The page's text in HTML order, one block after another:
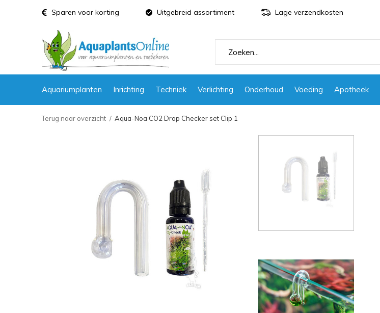
Aquariumplanten Inrichting Techniek Verlichting Onderhoud Voeding Apotheek
Sparen voor korting Uitgebreid assortiment Lage verzendkosten
Terug naar overzicht Aqua-Noa CO2 Drop Checker set Clip 1